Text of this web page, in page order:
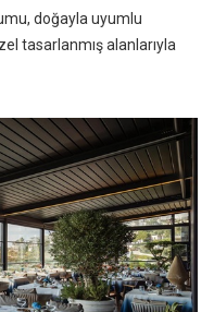
doğayla uyumlu
tasarlanmış alanlarıyla